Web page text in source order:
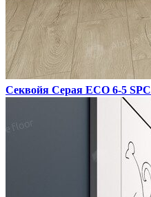
Секвойя Серая ЕСО 6-5 SPC